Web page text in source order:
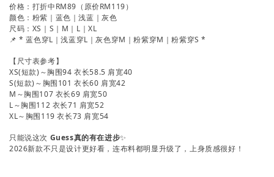
价格：打折中RM89（原价RM119）
颜色：粉紫｜蓝色｜浅蓝｜灰色
尺码：XS｜S｜M｜L｜XL
📌 * 蓝色穿L｜浅蓝穿L｜灰色穿M｜粉紫穿M｜粉紫穿S *
【尺寸表参考】
XS(短款)～胸围94 衣长58.5 肩宽40
S(短款)～胸围101 衣长60 肩宽42
M～胸围107 衣长69 肩宽50
L～胸围112 衣长71 肩宽52
XL～胸围119 衣长73 肩宽54
只能说这次 Guess真的有在进步✨
2026新款不只是设计更好看，连布料都明显升级了，上身质感很好！